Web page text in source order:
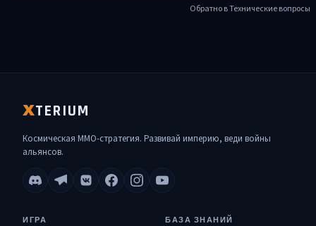
Обратно в Технические вопросы
XTERIUM
Космическая MMO-стратегия. Развивай империю, веди войны
альянсов.
ИГРА БАЗА ЗНАНИЙ